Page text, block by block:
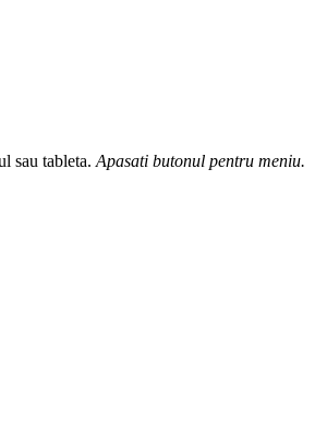
sau tableta. Apasati butonul pentru meniu.